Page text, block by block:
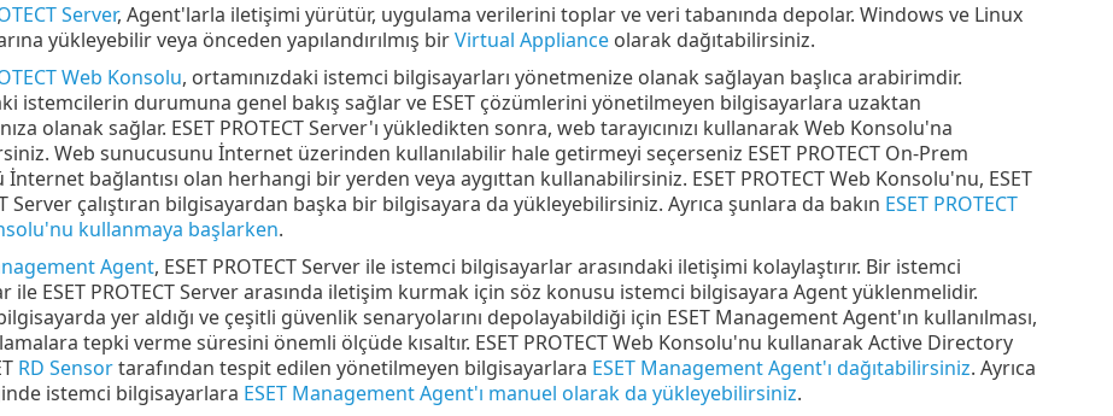
Server, Agent'larla iletişimi yürütür, uygulama verilerini toplar ve veri tabanında depolar. Windows ve Linux
yükleyebilir veya önceden yapılandırılmış birVirtual Applianceolarak dağıtabilirsiniz.
Web Konsolu, ortamınızdaki istemci bilgisayarları yönetmenize olanak sağlayan başlıca arabirimdir.
istemcilerin durumuna genel bakış sağlar ve ESET çözümlerini yönetilmeyen bilgisayarlara uzaktan
olanak sağlar. ESET PROTECT Server'ı yükledikten sonra, web tarayıcınızı kullanarak Web Konsolu'na
Web sunucusunu İnternet üzerinden kullanılabilir hale getirmeyi seçerseniz ESET PROTECT On-Prem
bağlantısı olan herhangi bir yerden veya aygıttan kullanabilirsiniz. ESET PROTECT Web Konsolu'nu, ESET
Server çalıştıran bilgisayardan başka bir bilgisayara da yükleyebilirsiniz. Ayrıca şunlara da bakın ESET PROTECT
kullanmaya başlarken.
Agent, ESET PROTECT Server ile istemci bilgisayarlar arasındaki iletişimi kolaylaştırır. Bir istemci
ile ESET PROTECT Server arasında iletişim kurmak için söz konusu istemci bilgisayara Agent yüklenmelidir.
yer aldığı ve çeşitli güvenlik senaryolarını depolayabildiği için ESET Management Agent'ın kullanılması,
tepki verme süresini önemli ölçüde kısaltır. ESET PROTECT Web Konsolu'nu kullanarak Active Directory
RD Sensortarafından tespit edilen yönetilmeyen bilgisayarlara ESET Management Agent'ı dağıtabilirsiniz. Ayrıca
istemci bilgisayarlara ESET Management Agent'ı manuel olarak da yükleyebilirsiniz.